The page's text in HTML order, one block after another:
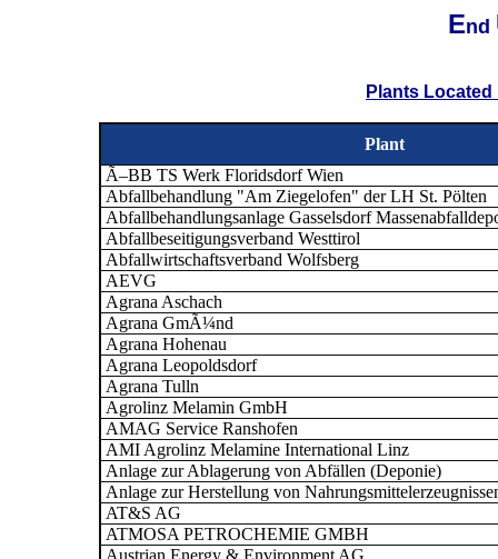
End
Plants Located
Plant
Ã–BB TS Werk Floridsdorf Wien
Abfallbehandlung "Am Ziegelofen" der LH St. Pölten
Abfallbehandlungsanlage Gasselsdorf
Abfallbeseitigungsverband Westtirol
Abfallwirtschaftsverband Wolfsberg
AEVG
Agrana Aschach
Agrana GmÃ¼nd
Agrana Hohenau
Agrana Leopoldsdorf
Agrana Tulln
Agrolinz Melamin GmbH
AMAG Service Ranshofen
AMI Agrolinz Melamine International Linz
Anlage zur Ablagerung von Abfällen (Deponie)
Anlage zur Herstellung von
AT&S AG
ATMOSA PETROCHEMIE GMBH
Austrian Energy & Environment AG